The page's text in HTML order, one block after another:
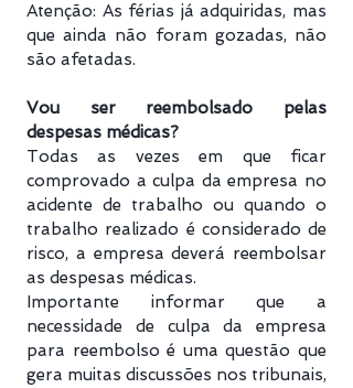
Atenção: As férias já adquiridas, mas
que ainda não foram gozadas, não
são afetadas.
Vou ser reembolsado pelas
despesas médicas?
Todas as vezes em que ficar
comprovado a culpa da empresa no
acidente de trabalho ou quando o
trabalho realizado é considerado de
risco, a empresa deverá reembolsar
as despesas médicas.
Importante informar que a
necessidade de culpa da empresa
para reembolso é uma questão que
gera muitas discussões nos tribunais,